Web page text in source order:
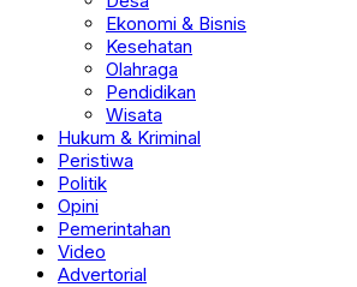
Ekonomi & Bisnis
Kesehatan
Olahraga
Pendidikan
Wisata
Hukum & Kriminal
Peristiwa
Politik
Opini
Pemerintahan
Video
Advertorial